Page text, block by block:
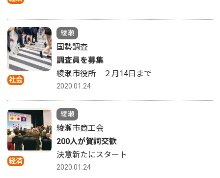
社会
綾瀬
国勢調査
調査員を募集
綾瀬市役所 ２月14日まで
2020.01.24
経済
綾瀬
綾瀬市商工会
200人が賀詞交歓
決意新たにスタート
2020.01.24